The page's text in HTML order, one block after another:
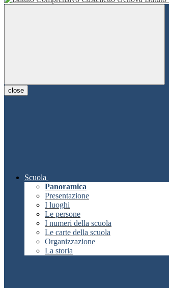
close
Scuola
Panoramica
Presentazione
I luoghi
Le persone
I numeri della scuola
Le carte della scuola
Organizzazione
La storia